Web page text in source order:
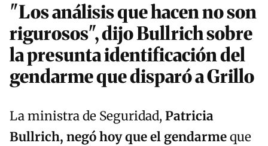
"Los análisis que hacen no son
rigurosos", dijo Bullrich sobre
la presunta identificación del
gendarme que disparó a Grillo
La ministra de Seguridad,Patricia
Bullrich, negó hoy que el gendarmeque